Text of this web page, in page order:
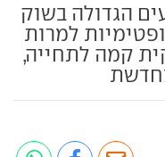
הגדולה בשוק
למרות
קמה לתחייה,